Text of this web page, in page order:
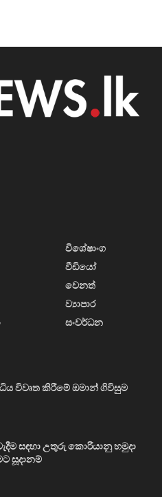
විශේෂාංග
වීඩියෝ
වෙනත්
ව්‍යාපාර
සංවර්ධන
විවෘත කිරීමේ ඔමාන් ගිවිසුම
සඳහා උතුරු කොරියානු හමුදා
සූදානම්